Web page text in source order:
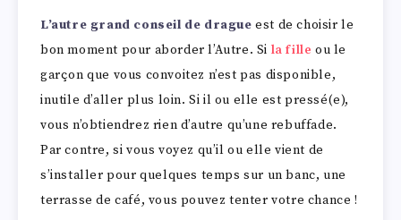
L’autre grand conseil de dragueest de choisir le
bon moment pour aborder l’Autre. Si la fille ou le
garçon que vous convoitez n’est pas disponible,
inutile d’aller plus loin. Si il ou elle est pressé(e),
vous n’obtiendrez rien d’autre qu’une rebuffade.
Par contre, si vous voyez qu’il ou elle vient de
s’installer pour quelques temps sur un banc, une
terrasse de café, vous pouvez tenter votre chance !